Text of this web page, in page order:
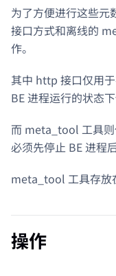
为了方便进行这些
接口方式和离线的
作。
其中 http 接口仅用
BE 进程运行的状态下
而 meta_tool 工具则
必须先停止 BE 进程
meta_tool 工具存放
操作